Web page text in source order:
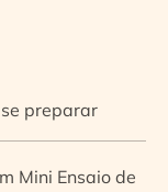
preparar
Mini Ensaio de